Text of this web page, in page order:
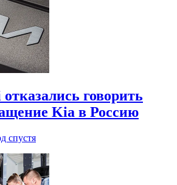
говорить
Kia в Россию
спустя